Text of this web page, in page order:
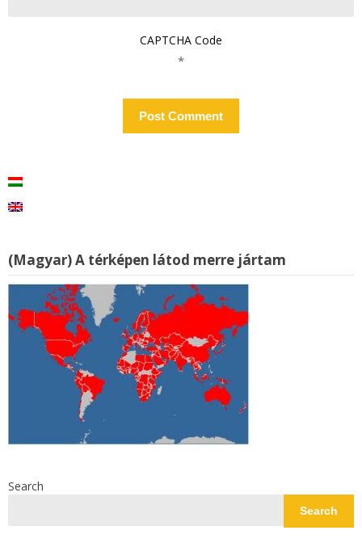
CAPTCHA Code
*
(Magyar) A térképen látod merre jártam
Search
Search